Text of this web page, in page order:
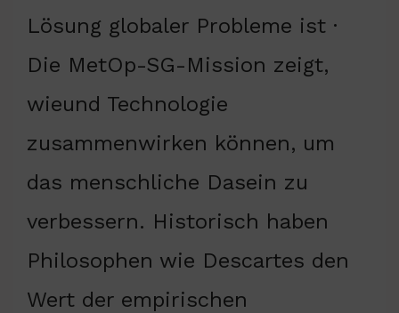
Lösung globaler Probleme ist ·
Die MetOp-SG-Mission zeigt,
wieund Technologie
zusammenwirken können, um
das menschliche Dasein zu
verbessern. Historisch haben
Philosophen wie Descartes den
Wert der empirischen